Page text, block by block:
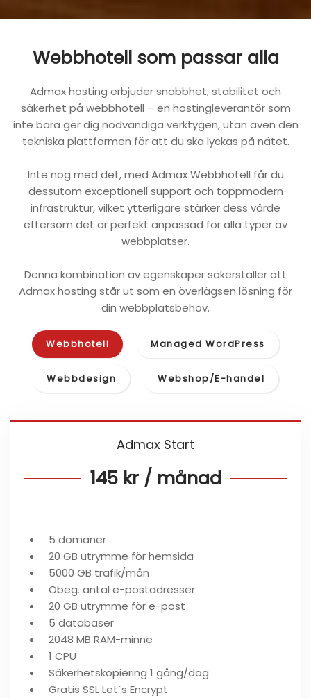
Webbhotell som passar alla
Admax hosting erbjuder snabbhet, stabilitet och
säkerhet på webbhotell – en hostingleverantör som
inte bara ger dig nödvändiga verktygen, utan även den
tekniska plattformen för att du ska lyckas på nätet.
Inte nog med det, med Admax Webbhotell får du
dessutom exceptionell support och toppmodern
infrastruktur, vilket ytterligare stärker dess värde
eftersom det är perfekt anpassad för alla typer av
webbplatser.
Denna kombination av egenskaper säkerställer att
Admax hosting står ut som en överlägsen lösning för
din webbplatsbehov.
Webbhotell Managed WordPress
Webbdesign Webshop/E-handel
Admax Start
145 kr / månad
5 domäner
20 GB utrymme för hemsida
5000 GB trafik/mån
Obeg. antal e-postadresser
20 GB utrymme för e-post
5 databaser
2048 MB RAM-minne
1 CPU
Säkerhetskopiering 1 gång/dag
Gratis SSL Let´s Encrypt